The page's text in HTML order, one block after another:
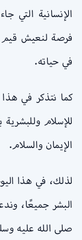
الإنسانية التي
فرصة لنعيش قيم
في حياته.
كما نتذكر في
للإسلام
الإيمان والسلام.
لذلك، في هذا
البشر جميعًا،
صلى الله عليه